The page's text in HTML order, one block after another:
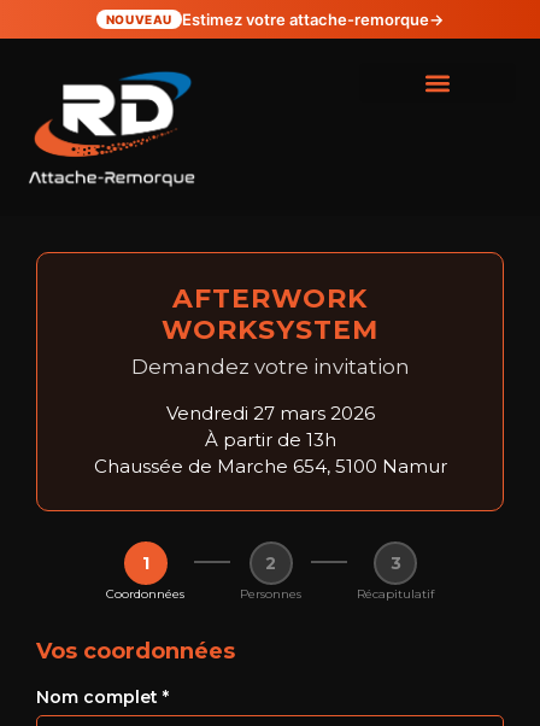
NOUVEAU Estimez votre attache-remorque→
AFTERWORK
WORKSYSTEM
Demandez votre invitation
Vendredi 27 mars 2026
À partir de 13h
Chaussée de Marche 654, 5100 Namur
1
Coordonnées
2
Personnes
3
Récapitulatif
Vos coordonnées
Nom complet *